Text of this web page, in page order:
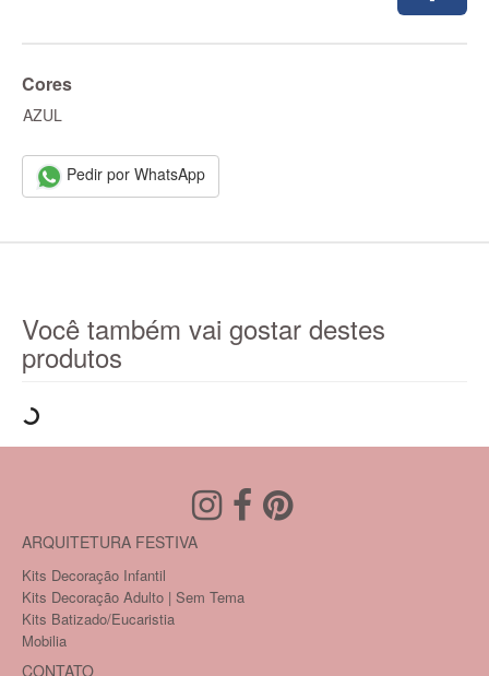
Cores
AZUL
Pedir por WhatsApp
Você também vai gostar destes
produtos
ARQUITETURA FESTIVA
Kits Decoração Infantil
Kits Decoração Adulto | Sem Tema
Kits Batizado/Eucaristia
Mobilia
CONTATO